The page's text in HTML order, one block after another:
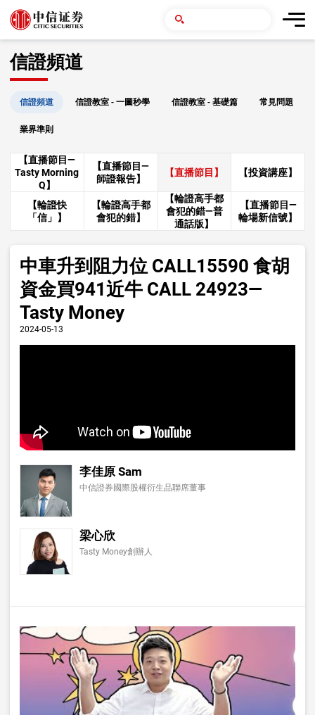
信證頻道
信證頻道 信證教室 - 一圖秒學 信證教室 - 基礎篇 常見問題
業界準則
【直播節目—
Tasty Morning
Q】
【直播節目—
師證報告】
【直播節目】 【投資講座】
【輪證快
「信」】
【輪證高手都
會犯的錯】
【輪證高手都
會犯的錯—普
通話版】
【直播節目—
輪場新信號】
中車升到阻力位 CALL15590 食胡
資金買941近牛 CALL 24923—
Tasty Money
2024-05-13
李佳原 Sam
中信證券國際股權衍生品聯席董事
梁心欣
Tasty Money創辦人